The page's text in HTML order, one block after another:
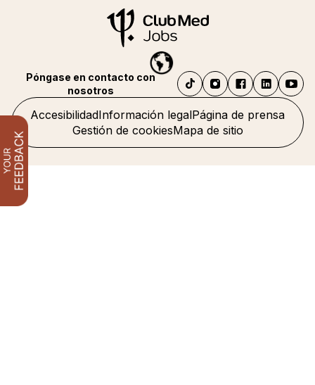
AccesibilidadInformación legalPágina de prensa
Gestión de cookiesMapa de sitio
Póngase en contacto con
nosotros